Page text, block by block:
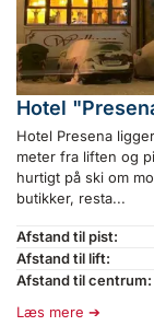
Hotel
Hotel Presena
meter fra liften og
hurtigt på ski om
butikker, resta...
Afstand til pist:
Afstand til lift:
Afstand til centrum:
Læs mere